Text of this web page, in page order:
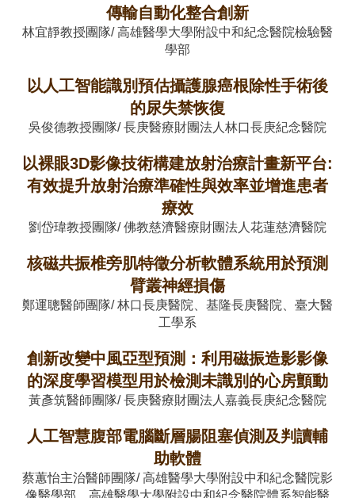
傳輸自動化整合創新
林宜靜教授團隊/ 高雄醫學大學附設中和紀念醫院檢驗醫
學部
以人工智能識別預估攝護腺癌根除性手術後
的尿失禁恢復
吳俊德教授團隊/ 長庚醫療財團法人林口長庚紀念醫院
以裸眼3D影像技術構建放射治療計畫新平台:
有效提升放射治療準確性與效率並增進患者
療效
劉岱瑋教授團隊/ 佛教慈濟醫療財團法人花蓮慈濟醫院
核磁共振椎旁肌特徵分析軟體系統用於預測
臂叢神經損傷
鄭運聰醫師團隊/ 林口長庚醫院、基隆長庚醫院、臺大醫
工學系
創新改變中風亞型預測：利用磁振造影影像
的深度學習模型用於檢測未識別的心房顫動
黃彥筑醫師團隊/ 長庚醫療財團法人嘉義長庚紀念醫院
人工智慧腹部電腦斷層腸阻塞偵測及判讀輔
助軟體
蔡蕙怡主治醫師團隊/ 高雄醫學大學附設中和紀念醫院影
像醫學部、高雄醫學大學附設中和紀念醫院體系智能醫